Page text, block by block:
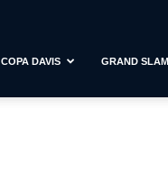
COPA DAVIS GRAND SLAM